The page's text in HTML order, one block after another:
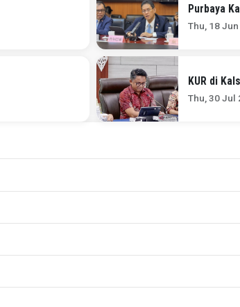
Purbaya
Thu, 18
KUR di
Thu, 30 Jul